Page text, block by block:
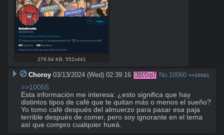
279.64 KB ,552x441
Choroy 03/13/2024 (Wed) 02:39:16 f577cf No. 10060 >>10061
>>10055
Esta información me interesa: ¿esto significa que hay
distintos tipos de café que te quitan más o menos el sueño?
Yo tomo café después del almuerzo para pasar esa paja
terrible después de comer, pero soy ignorante en el tema
así que compro cualquier hueá.